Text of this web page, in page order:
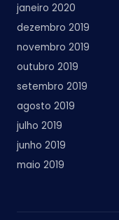
janeiro 2020
dezembro 2019
novembro 2019
outubro 2019
setembro 2019
agosto 2019
julho 2019
junho 2019
maio 2019